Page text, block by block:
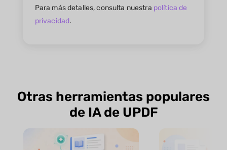
Para más detalles, consulta nuestra política de
privacidad.
Otras herramientas populares
de IA de UPDF